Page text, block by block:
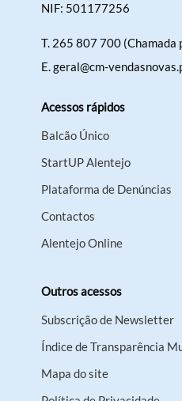
NIF: 501177256
T. 265 807 700 (Chamada
E.geral@cm-
Acessos rápidos
Balcão Único
StartUP Alentejo
Plataforma de Denúncias
Contactos
Alentejo Online
Outros acessos
Subscrição de Newsletter
Índice de Transparência
Mapa do site